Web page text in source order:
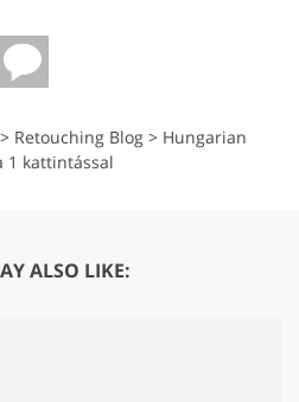
> Retouching Blog > Hungarian
1 kattintással
ALSO LIKE: